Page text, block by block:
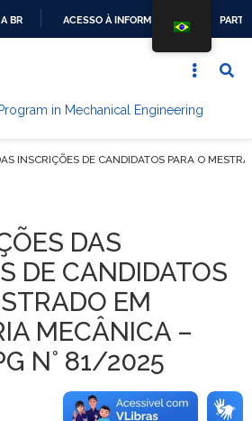
CONTENT
BR ACESSO À INFORMAÇÃO
in Mechanical Engineering
INSCRIÇÕES DE CANDIDATOS PARA O
DAS
DE CANDIDATOS
EM
MECÂNICA –
N° 81/2025